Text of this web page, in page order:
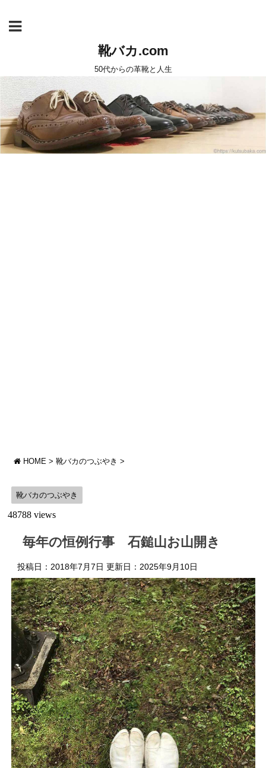
靴バカ.com
50代からの革靴と人生
HOME > 靴バカのつぶやき >
靴バカのつぶやき
48788 views
毎年の恒例行事 石鎚山お山開き
投稿日：2018年7月7日 更新日： 2025年9月10日